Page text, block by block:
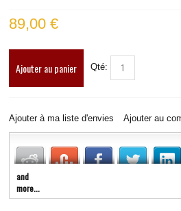
INFOS PRATIQUES
CONTACT
LIVE RADIO New
89,00 €
Ajouter au panier Qté:
Ajouter à ma liste d'envies Ajouter au
and
more...